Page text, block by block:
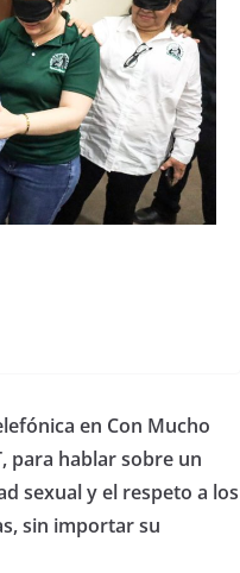
en Con Mucho
para hablar sobre un
sexual y el respeto a los
sin importar su